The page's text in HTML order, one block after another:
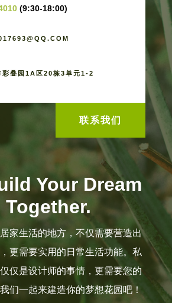
(9:30-18:00)
彩叠园1A区20栋3单元1-2
联系我们
Your Dream
Together.
家生活的地方，不仅需要营造出
更需要实用的日常生活功能。私
仅是设计师的事情，更需要您的
们一起来建造你的梦想花园吧！